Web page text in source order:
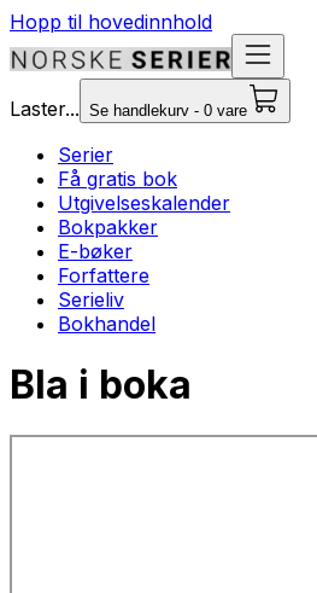
Hopp til hovedinnhold
Laster... Se handlekurv - 0 vare
Serier
Få gratis bok
Utgivelseskalender
Bokpakker
E-bøker
Forfattere
Serieliv
Bokhandel
Bla i boka